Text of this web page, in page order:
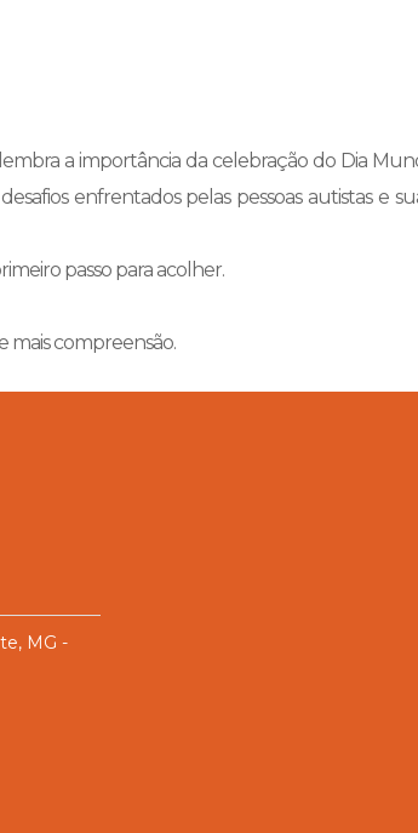
a importância da celebração do Dia
enfrentados pelas pessoas autistas e
passo para acolher.
compreensão.
MG -